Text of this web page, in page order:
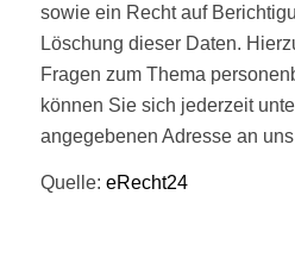
sowie ein Recht auf
Löschung dieser Daten.
Fragen zum Thema
können Sie sich jederzeit
angegebenen Adresse an
Quelle: eRecht24